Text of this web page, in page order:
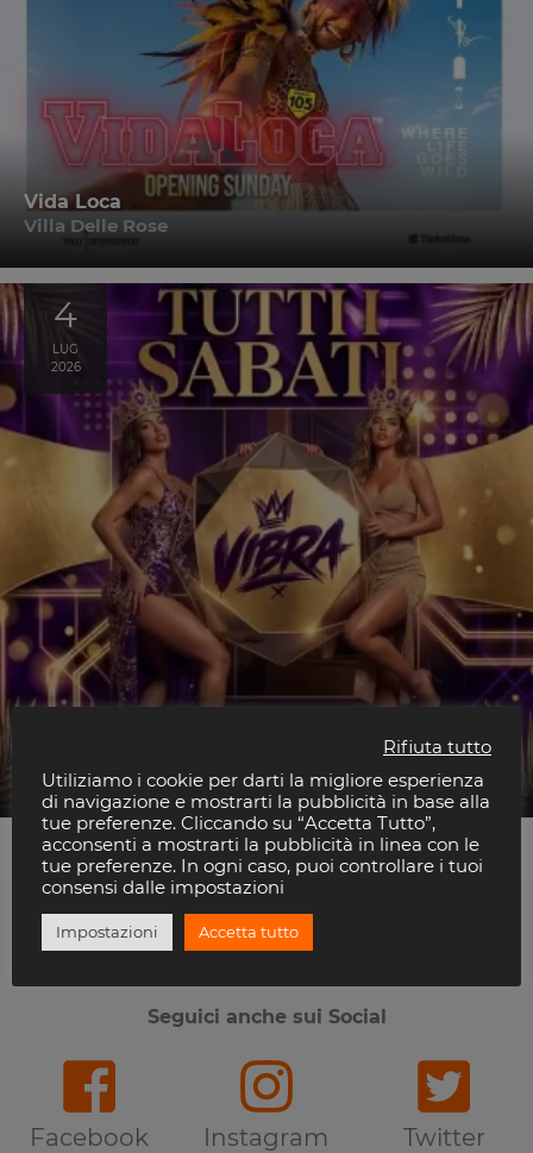
Vida Loca
Villa Delle Rose
4
LUG
2026
Beso Club
Ti piace Riviera Disco?
Seguici anche sui Social
Facebook Instagram Twitter
Rifiuta tutto
Utiliziamo i cookie per darti la migliore esperienza
di navigazione e mostrarti la pubblicità in base alla
tue preferenze. Cliccando su “Accetta Tutto”,
acconsenti a mostrarti la pubblicità in linea con le
tue preferenze. In ogni caso, puoi controllare i tuoi
consensi dalle impostazioni
Impostazioni Accetta tutto